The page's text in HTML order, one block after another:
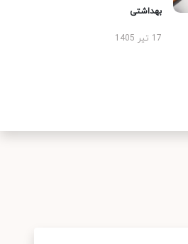
بهداشتی
17 تیر 1405